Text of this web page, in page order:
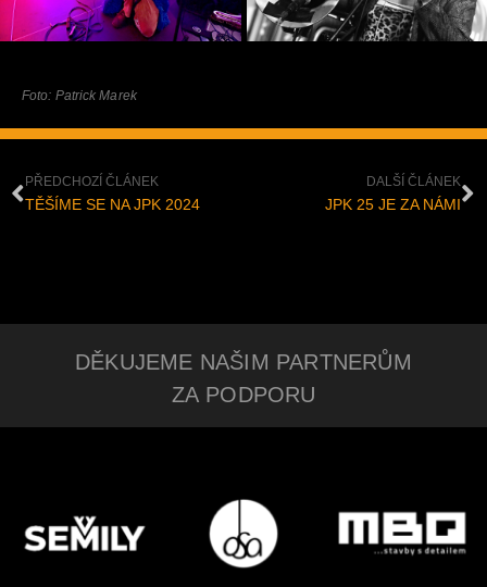
Foto: Patrick Marek
PŘEDCHOZÍ ČLÁNEK
TĚŠÍME SE NA JPK 2024
DALŠÍ ČLÁNEK
JPK 25 JE ZA NÁMI​​
DĚKUJEME NAŠIM PARTNERŮM
ZA PODPORU